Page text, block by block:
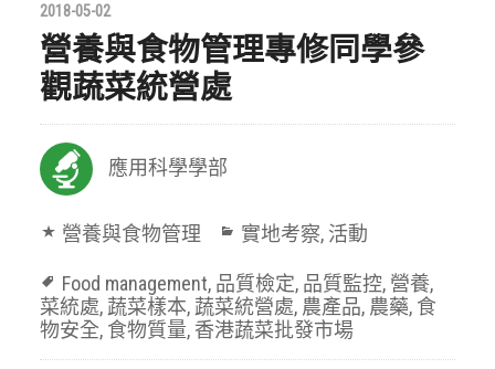
2018-05-02
營養與食物管理專修同學參
觀蔬菜統營處
應用科學學部
營養與食物管理 實地考察, 活動
Food management, 品質檢定, 品質監控, 營養,
菜統處, 蔬菜樣本, 蔬菜統營處, 農產品, 農藥, 食
物安全, 食物質量, 香港蔬菜批發市場